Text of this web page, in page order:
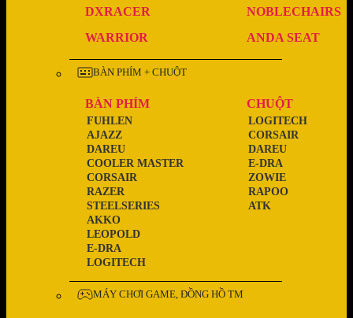
DXRACER
NOBLECHAIRS
WARRIOR
ANDA SEAT
BÀN PHÍM + CHUỘT
BÀN PHÍM
LOGITECH
E-DRA
LEOPOLD
AKKO
STEELSERIES
RAZER
CORSAIR
COOLER MASTER
DAREU
AJAZZ
FUHLEN
CHUỘT
ATK
RAPOO
ZOWIE
E-DRA
DAREU
CORSAIR
LOGITECH
MÁY CHƠI GAME, ĐỒNG HỒ TM